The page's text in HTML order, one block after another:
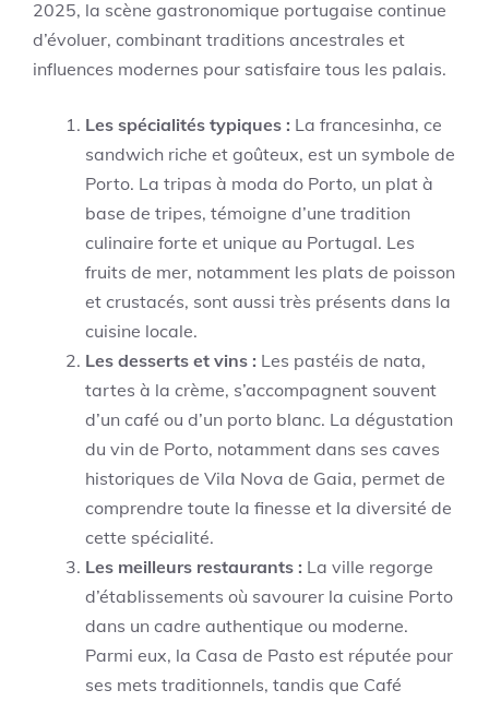
2025, la scène gastronomique portugaise continue
d’évoluer, combinant traditions ancestrales et
influences modernes pour satisfaire tous les palais.
Les spécialités typiques : La francesinha, ce
sandwich riche et goûteux, est un symbole de
Porto. La tripas à moda do Porto, un plat à
base de tripes, témoigne d’une tradition
culinaire forte et unique au Portugal. Les
fruits de mer, notamment les plats de poisson
et crustacés, sont aussi très présents dans la
cuisine locale.
Les desserts et vins : Les pastéis de nata,
tartes à la crème, s’accompagnent souvent
d’un café ou d’un porto blanc. La dégustation
du vin de Porto, notamment dans ses caves
historiques de Vila Nova de Gaia, permet de
comprendre toute la finesse et la diversité de
cette spécialité.
Les meilleurs restaurants : La ville regorge
d’établissements où savourer la cuisine Porto
dans un cadre authentique ou moderne.
Parmi eux, la Casa de Pasto est réputée pour
ses mets traditionnels, tandis que Café